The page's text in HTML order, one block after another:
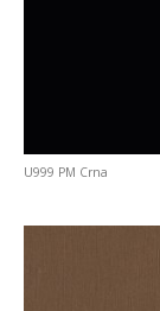
U999 PM Crna